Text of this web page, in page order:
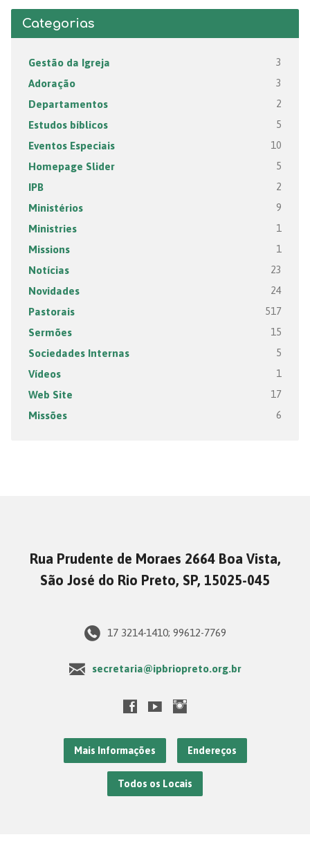
Categorias
Gestão da Igreja 3
Adoração 3
Departamentos 2
Estudos bíblicos 5
Eventos Especiais 10
Homepage Slider 5
IPB 2
Ministérios 9
Ministries 1
Missions 1
Notícias 23
Novidades 24
Pastorais 517
Sermões 15
Sociedades Internas 5
Vídeos 1
Web Site 17
Missões 6
Rua Prudente de Moraes 2664 Boa Vista,
São José do Rio Preto, SP, 15025-045
17 3214-1410; 99612-7769
secretaria@ipbriopreto.org.br
Mais Informações Endereços
Todos os Locais